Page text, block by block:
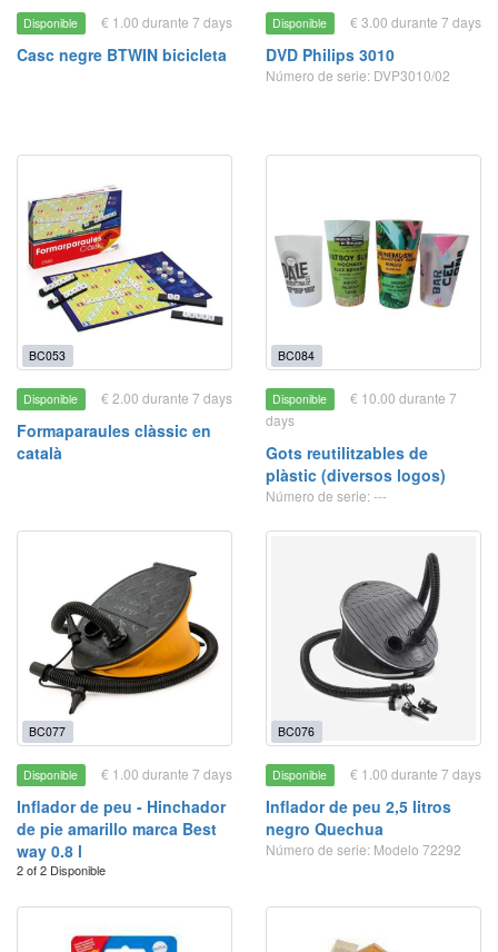
Disponible € 1.00 durante 7 days
Casc negre BTWIN bicicleta
Disponible € 3.00 durante 7 days
DVD Philips 3010
Número de serie: DVP3010/02
BC053
Disponible € 2.00 durante 7 days
Formaparaules clàssic en
català
BC084
Disponible
€ 10.00 durante 7
days
Gots reutilitzables de
plàstic (diversos logos)
Número de serie: ---
BC077
Disponible € 1.00 durante 7 days
Inflador de peu - Hinchador
de pie amarillo marca Best
way 0.8 l
2 of 2 Disponible
BC076
Disponible € 1.00 durante 7 days
Inflador de peu 2,5 litros
negro Quechua
Número de serie: Modelo 72292